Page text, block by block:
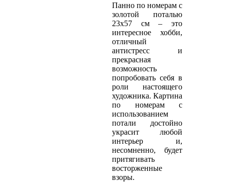
Панно по номерам с
золотой поталью
23х57 см – это
интересное хобби,
отличный
антистресс и
прекрасная
возможность
попробовать себя в
роли настоящего
художника. Картина
по номерам с
использованием
потали достойно
украсит любой
интерьер и,
несомненно, будет
притягивать
восторженные
взоры.